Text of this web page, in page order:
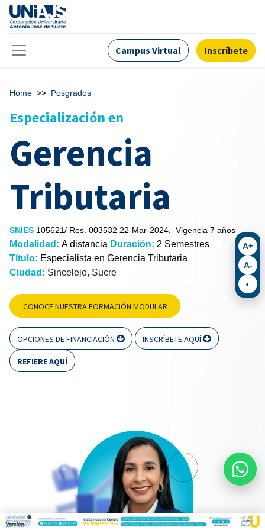
Campus Virtual Inscríbete
Home >> Posgrados
Especialización en
Gerencia
Tributaria
SNIES 105621/ Res. 003532 22-Mar-2024, Vigencia 7 años
Modalidad: A distancia Duración: 2 Semestres
Título: Especialista en Gerencia Tributaria
Ciudad: Sincelejo, Sucre
CONOCE NUESTRA FORMACIÓN MODULAR
OPCIONES DE FINANCIACIÓN INSCRÍBETE AQUÍ
REFIERE AQUÍ
A+
A-
◐